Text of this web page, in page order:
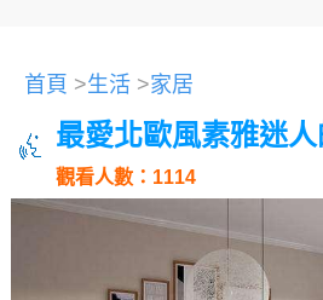
首頁 >生活 >家居
最愛北歐風素雅迷
觀看人數：1114